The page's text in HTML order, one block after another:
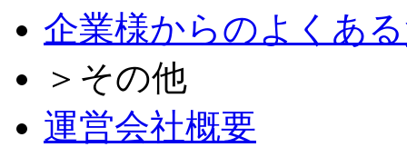
企業様からのよくあ
＞その他
運営会社概要